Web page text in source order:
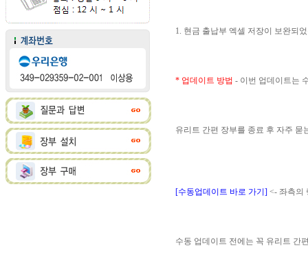
1. 현금 출납부 엑셀 저장이 보완되
* 업데이트 방법 - 이번 업데이트는
유리트 간편 장부를 종료 후 자주
[수동업데이트 바로 가기] <- 좌측의
수동 업데이트 전에는 꼭 유리트 간